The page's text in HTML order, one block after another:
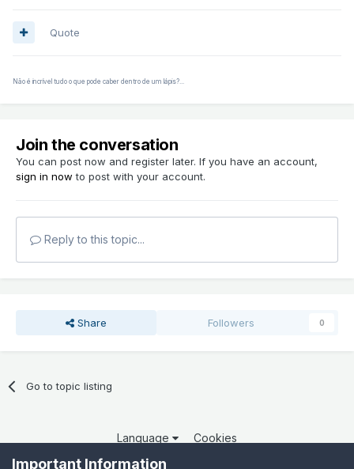
Quote
Não é incrível tudo o que pode caber dentro de um lápis?...
Join the conversation
You can post now and register later. If you have an account,
sign in now to post with your account.
Reply to this topic...
Share Followers 0
Go to topic listing
Language Cookies
Copyright 2025 por QCOM. Todos os direitos reservados.
Important Information